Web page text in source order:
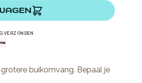
VERZONDEN
buikomvang. Bepaal je